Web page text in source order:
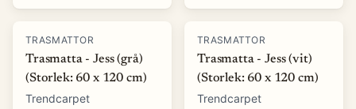
TRASMATTOR
Trasmatta - Jess (grå)
(Storlek: 60 x 120 cm)
Trendcarpet
TRASMATTOR
Trasmatta - Jess (vit)
(Storlek: 60 x 120 cm)
Trendcarpet